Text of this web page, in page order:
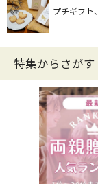
プチギフト
特集からさがす